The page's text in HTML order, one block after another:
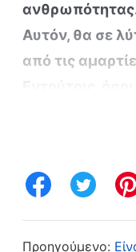
ανθρωπότητας.
Αυτόν, θα σε
από τις
αντίστασης
διαθέσεις
αμαρτωλή
Προηγούμενο: